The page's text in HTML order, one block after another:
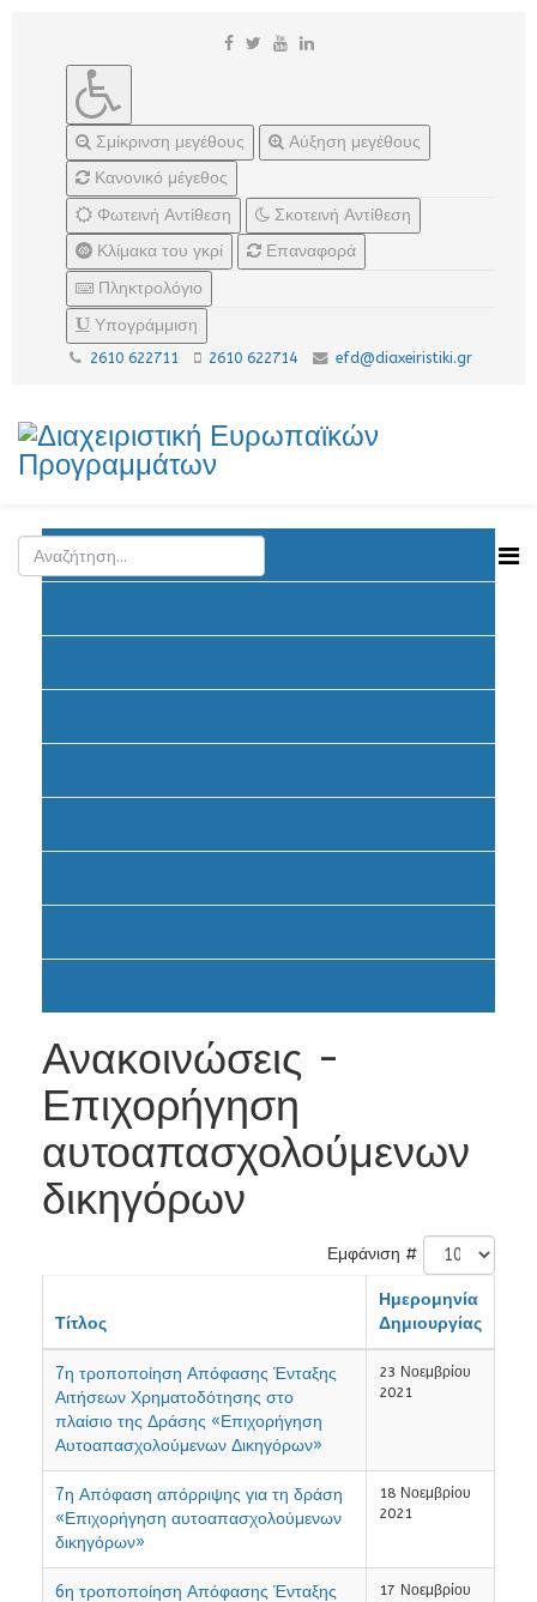
Σμίκρινση μεγέθους
Αύξηση μεγέθους
Κανονικό μέγεθος
Φωτεινή Αντίθεση
Σκοτεινή Αντίθεση
Κλίμακα του γκρί
Επαναφορά
Πληκτρολόγιο
Υπογράμμιση
2610 622711 2610 622714 efd@diaxeiristiki.gr
Ανακοινώσεις
Ανακοινώσεις -
Επιχορήγηση
αυτοαπασχολούμενων
δικηγόρων
Εμφάνιση #
Τίτλος
Ημερομηνία
Δημιουργίας
7η τροποποίηση Απόφασης Ένταξης
Αιτήσεων Χρηματοδότησης στο
πλαίσιο της Δράσης «Επιχορήγηση
Αυτοαπασχολούμενων Δικηγόρων»
23 Νοεμβρίου
2021
7η Απόφαση απόρριψης για τη δράση
«Επιχορήγηση αυτοαπασχολούμενων
δικηγόρων»
18 Νοεμβρίου
2021
6η τροποποίηση Απόφασης Ένταξης
17 Νοεμβρίου